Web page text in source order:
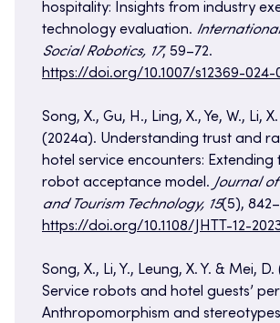
hospitality: Insights from industry
technology evaluation.
Social Robotics, 17, 59–72.
https://doi.org/10.1007/s12369-024-
Song, X., Gu, H., Ling, X., Ye, W., Li,
(2024a). Understanding trust and
hotel service encounters: Extending
robot acceptance model. Journal
and Tourism Technology, 15(5),
https://doi.org/10.1108/JHTT-12-
Song, X., Li, Y., Leung, X. Y. & Mei,
Service robots and hotel guests’
Anthropomorphism and